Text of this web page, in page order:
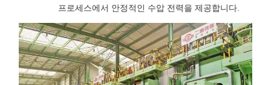
프로세스에서 안정적인 수압 전력을 제공합니다.